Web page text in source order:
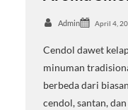
Admin April 4,
Cendol dawet
minuman
berbeda dari
cendol, santan,